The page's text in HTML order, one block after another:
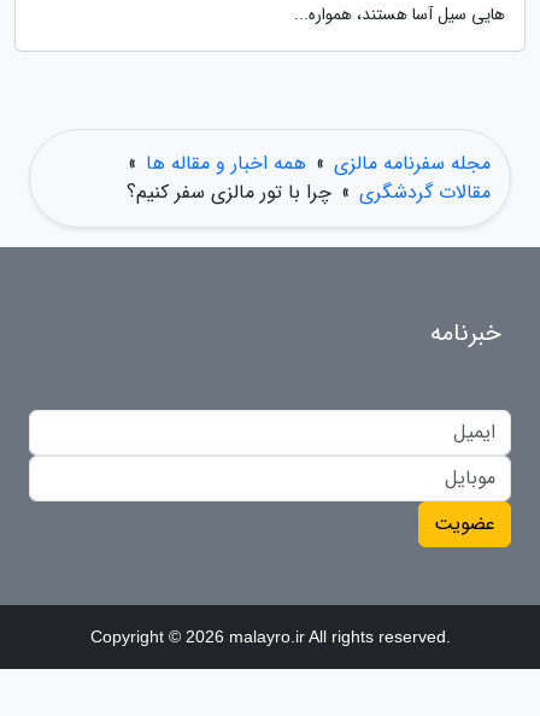
هایی سیل آسا هستند، همواره...
مجله سفرنامه مالزی » همه اخبار و مقاله ها »
مقالات گردشگری » چرا با تور مالزی سفر کنیم؟
خبرنامه
عضویت
Copyright © 2026 malayro.ir All rights reserved.